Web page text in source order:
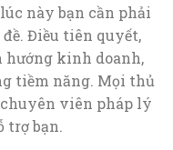
này bạn cần phải
Điều tiên quyết,
hướng kinh doanh,
tiềm năng. Mọi thủ
viên pháp lý
trợ bạn.